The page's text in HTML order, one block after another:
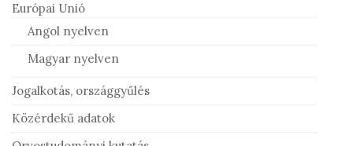
Európai Unió
Angol nyelven
Magyar nyelven
Jogalkotás, országgyűlés
Közérdekű adatok